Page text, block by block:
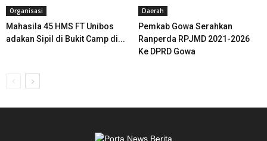
Organisasi
Mahasila 45 HMS FT Unibos
adakan Sipil di Bukit Camp di...
Daerah
Pemkab Gowa Serahkan
Ranperda RPJMD 2021-2026
Ke DPRD Gowa